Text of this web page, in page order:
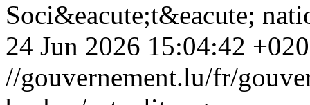
Soci&eacute;t&eacute;
24 Jun 2026 15:04:42
//gouvernement.lu/fr/